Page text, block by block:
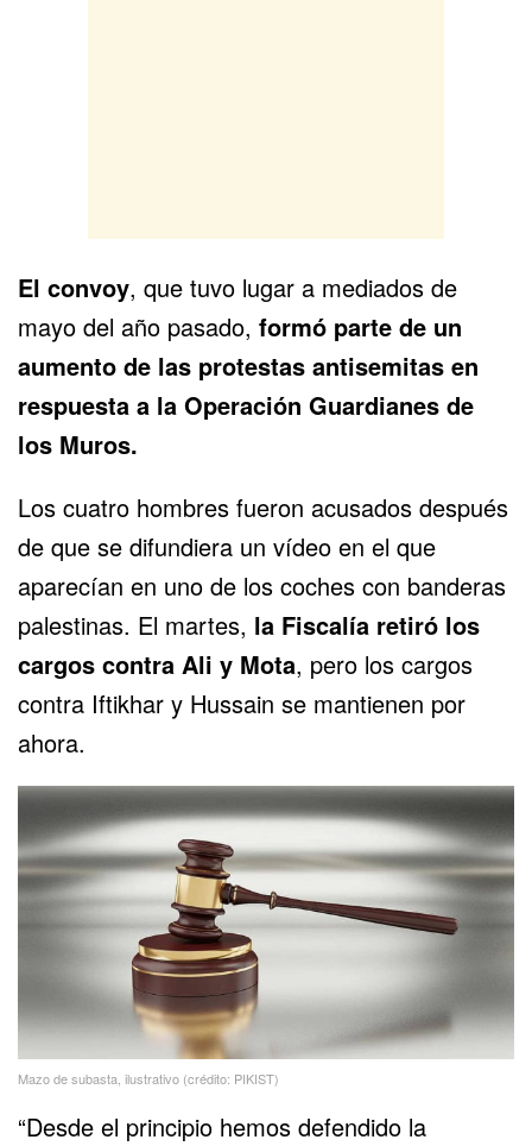
El convoy, que tuvo lugar a mediados de
mayo del año pasado, formó parte de un
aumento de las protestas antisemitas en
respuesta a la Operación Guardianes de
los Muros.
Los cuatro hombres fueron acusados después
de que se difundiera un vídeo en el que
aparecían en uno de los coches con banderas
palestinas. El martes, la Fiscalía retiró los
cargos contra Ali y Mota, pero los cargos
contra Iftikhar y Hussain se mantienen por
ahora.
Mazo de subasta, ilustrativo (crédito: PIKIST)
“Desde el principio hemos defendido la